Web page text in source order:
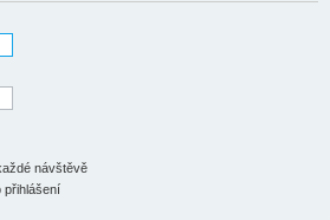
návštěvě
přihlášení